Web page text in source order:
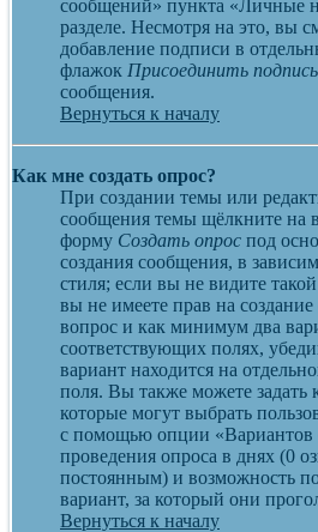
сообщений» пункта «Личные
разделе. Несмотря на это, вы
добавление подписи в
флажок Присоединить подпись
сообщения.
Вернуться к началу
Как мне создать опрос?
При создании темы или
сообщения темы щёлкните на
форму Создать опрос под
создания сообщения, в
стиля; если вы не видите
вы не имеете прав на
вопрос и как минимум два
соответствующих полях,
вариант находится на
поля. Вы также можете задать
которые могут выбрать
с помощью опции «Вариантов
проведения опроса в днях (0
постоянным) и возможность
вариант, за который они
Вернуться к началу